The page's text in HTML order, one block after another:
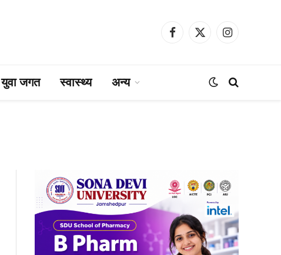
Facebook
X
Instagram
युवा जगत स्वास्थ्य अन्य